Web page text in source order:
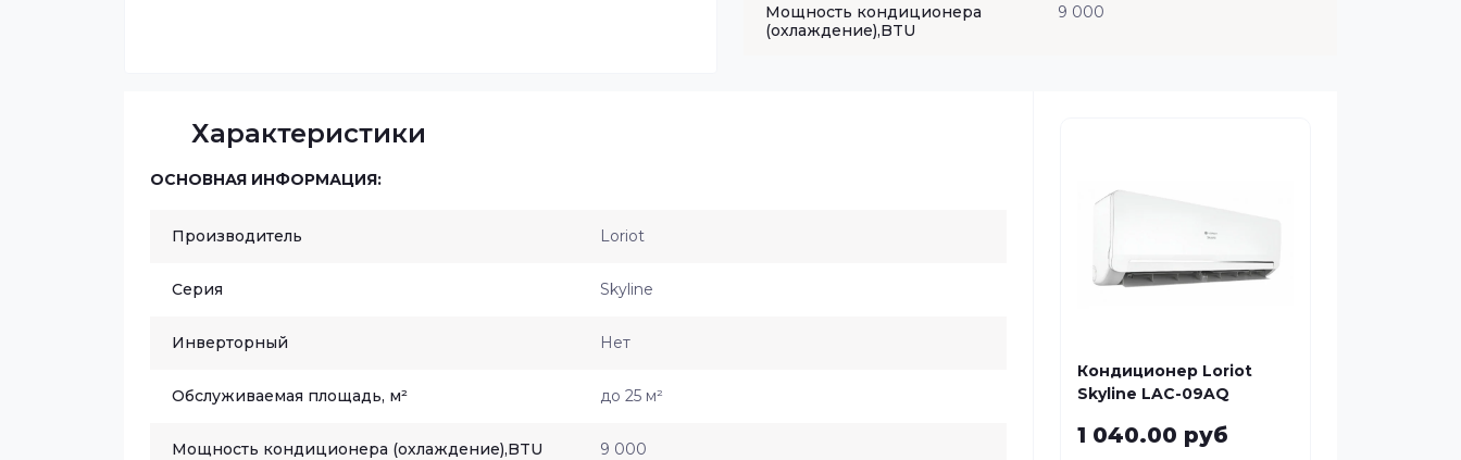
Мощность кондиционера
(охлаждение),BTU
9 000
Характеристики
ОСНОВНАЯ ИНФОРМАЦИЯ:
Производитель Loriot
Серия Skyline
Инверторный Нет
Обслуживаемая площадь, м² до 25 м²
Мощность кондиционера (охлаждение),BTU 9 000
Кондиционер Loriot
Skyline LAC-09AQ
1 040.00 руб